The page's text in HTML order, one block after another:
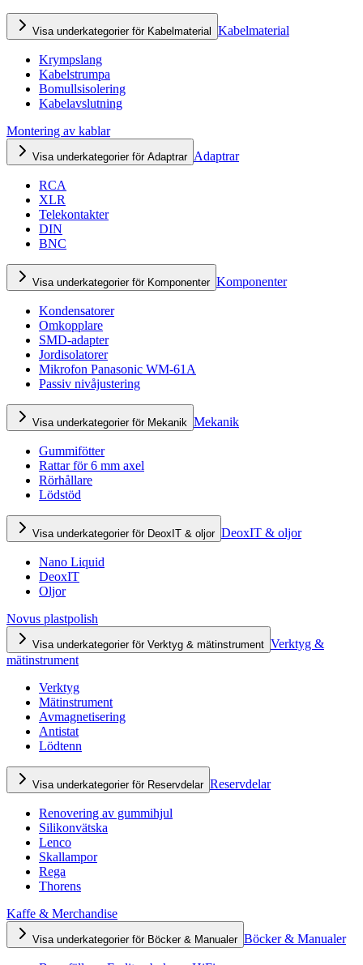
Visa underkategorier för Kabelmaterial Kabelmaterial
Krympslang
Kabelstrumpa
Bomullsisolering
Kabelavslutning
Montering av kablar
Visa underkategorier för Adaptrar Adaptrar
RCA
XLR
Telekontakter
DIN
BNC
Visa underkategorier för Komponenter Komponenter
Kondensatorer
Omkopplare
SMD-adapter
Jordisolatorer
Mikrofon Panasonic WM-61A
Passiv nivåjustering
Visa underkategorier för Mekanik Mekanik
Gummifötter
Rattar för 6 mm axel
Rörhållare
Lödstöd
Visa underkategorier för DeoxIT & oljor DeoxIT & oljor
Nano Liquid
DeoxIT
Oljor
Novus plastpolish
Visa underkategorier för Verktyg & mätinstrument Verktyg &
mätinstrument
Verktyg
Mätinstrument
Avmagnetisering
Antistat
Lödtenn
Visa underkategorier för Reservdelar Reservdelar
Renovering av gummihjul
Silikonvätska
Lenco
Skallampor
Rega
Thorens
Kaffe & Merchandise
Visa underkategorier för Böcker & Manualer Böcker & Manualer